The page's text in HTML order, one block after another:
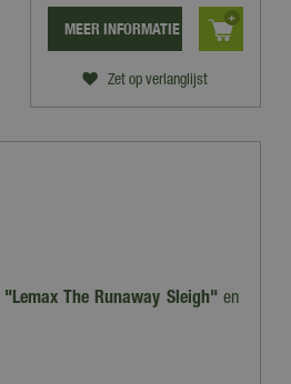
Zet op verlanglijst
MEER INFORMATIE
"Lemax The Runaway Sleigh"en